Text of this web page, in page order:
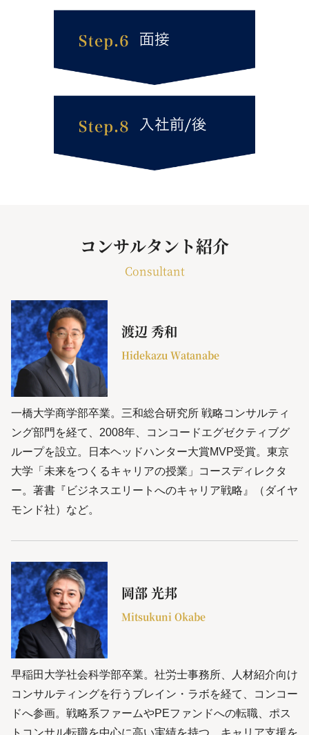
コンサルタント紹介
Consultant
渡辺 秀和
Hidekazu Watanabe
一橋大学商学部卒業。三和総合研究所 戦略コンサルティ
ング部門を経て、2008年、コンコードエグゼクティブグ
ループを設立。日本ヘッドハンター大賞MVP受賞。東京
大学「未来をつくるキャリアの授業」コースディレクタ
ー。著書『ビジネスエリートへのキャリア戦略』（ダイヤ
モンド社）など。
岡部 光邦
Mitsukuni Okabe
早稲田大学社会科学部卒業。社労士事務所、人材紹介向け
コンサルティングを行うブレイン・ラボを経て、コンコー
ドへ参画。戦略系ファームやPEファンドへの転職、ポス